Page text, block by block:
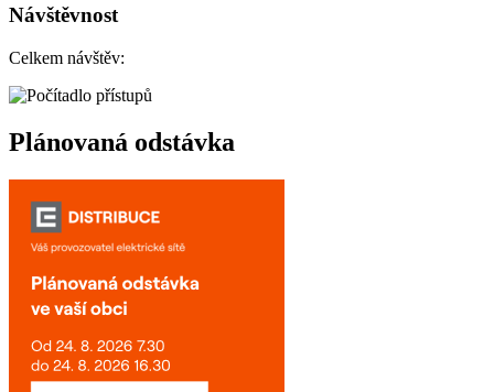
Návštěvnost
Celkem návštěv:
Plánovaná odstávka